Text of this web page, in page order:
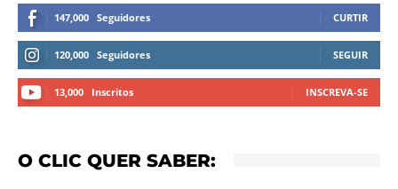
147,000 Seguidores CURTIR
120,000 Seguidores SEGUIR
13,000 Inscritos INSCREVA-SE
O CLIC QUER SABER: